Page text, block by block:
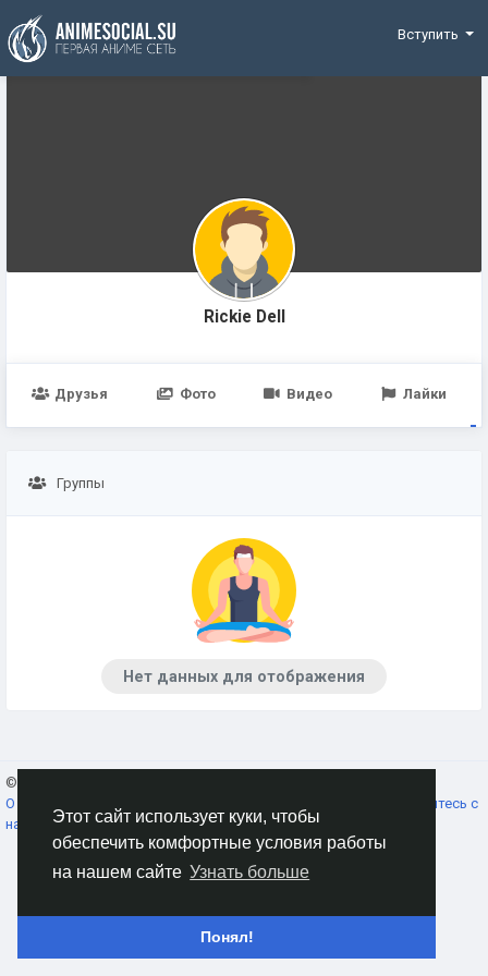
Этот сайт использует куки, чтобы
обеспечить комфортные условия работы
на нашем сайте Узнать больше
Понял!
Funding
Вступить
Rickie Dell
Друзья Фото Видео Лайки
Группы
Нет данных для отображения
© 2026 AnimeSocial.SU - Первая аниме сеть!
О нас
Свяжитесь с
нами
Каталог